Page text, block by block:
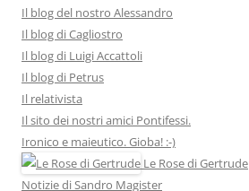
Il blog del nostro Alessandro
Il blog di Cagliostro
Il blog di Luigi Accattoli
Il blog di Petrus
Il relativista
Il sito dei nostri amici Pontifessi.
Ironico e maieutico. Gioba! :-)
Le Rose di Gertrude
Notizie di Sandro Magister